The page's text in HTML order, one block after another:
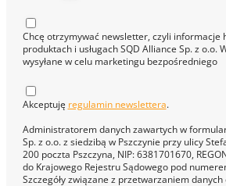
Chcę otrzymywać newsletter, czyli informacje
produktach i usługach SQD Alliance Sp. z o.o.
wysyłane w celu marketingu bezpośredniego
Akceptuję regulamin newslettera.
Administratorem danych zawartych w
Sp. z o.o. z siedzibą w Pszczynie przy ulicy
200 poczta Pszczyna, NIP: 6381701670,
do Krajowego Rejestru Sądowego pod
Szczegóły związane z przetwarzaniem